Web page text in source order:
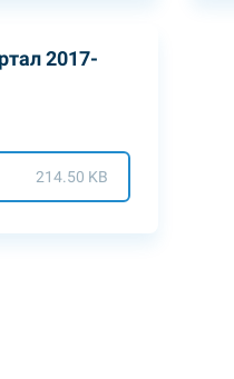
2017-
214.50 KB